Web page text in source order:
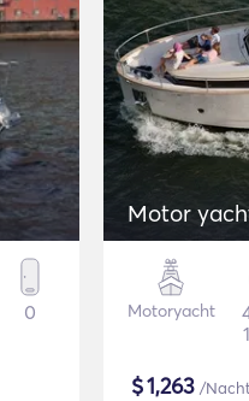
0
Motor
Motoryacht
$1,263 /